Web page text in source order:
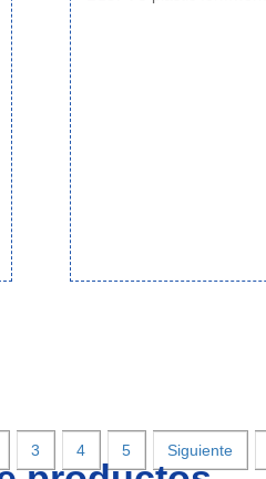
3 4 5 Siguiente